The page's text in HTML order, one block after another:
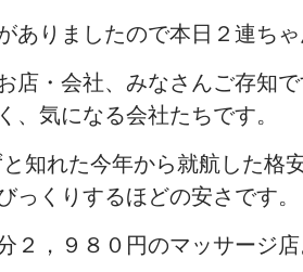
ありましたので本日２連ち
店・会社、みなさんご存知
、気になる会社たちです。
と知れた今年から就航した
っくりするほどの安さです。
２，９８０円のマッサージ